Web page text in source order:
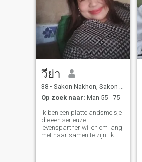
วีย่า
38 • Sakon Nakhon, Sakon Nakhon, Thailand
Op zoek naar: Man 55 - 75
Ik ben een plattelandsmeisje
die een serieuze
levenspartner wil en om lang
met haar samen te zijn. Ik